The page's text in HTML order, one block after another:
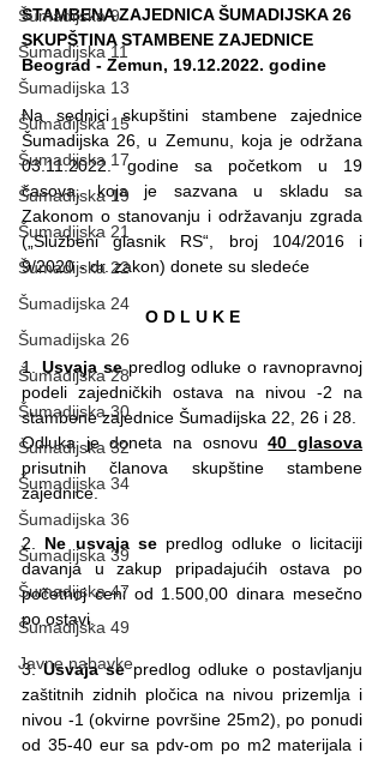
Šumadijska 9
Šumadijska 11
Šumadijska 13
Šumadijska 15
Šumadijska 17
Šumadijska 19
Šumadijska 21
Šumadijska 22
Šumadijska 24
Šumadijska 26
Šumadijska 28
Šumadijska 30
Šumadijska 32
Šumadijska 34
Šumadijska 36
Šumadijska 39
Šumadijska 47
Šumadijska 49
Javne nabavke
STAMBENA ZAJEDNICA ŠUMADIJSKA 26
SKUPŠTINA STAMBENE ZAJEDNICE
Beograd - Zemun, 19.12.2022. godine
Na sednici skupštini stambene zajednice
Šumadijska 26, u Zemunu, koja je održana
03.11.2022. godine sa početkom u 19
časova, koja je sazvana u skladu sa
Zakonom o stanovanju i održavanju zgrada
(„Službeni glasnik RS“, broj 104/2016 i
9/2020 - dr. zakon) donete su sledeće
O D L U K E
1. Usvaja se predlog odluke o ravnopravnoj
podeli zajedničkih ostava na nivou -2 na
stambene zajednice Šumadijska 22, 26 i 28.
Odluka je doneta na osnovu 40 glasova
prisutnih članova skupštine stambene
zajednice.
2. Ne usvaja se predlog odluke o licitaciji
davanja u zakup pripadajućih ostava po
početnoj ceni od 1.500,00 dinara mesečno
po ostavi.
3. Usvaja se predlog odluke o postavljanju
zaštitnih zidnih pločica na nivou prizemlja i
nivou -1 (okvirne površine 25m2), po ponudi
od 35-40 eur sa pdv-om po m2 materijala i